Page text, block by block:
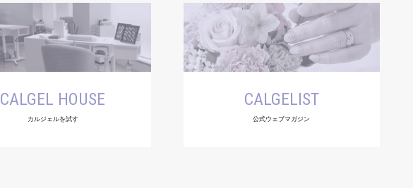
CALGEL HOUSE
カルジェルを試す
CALGELIST
公式ウェブマガジン